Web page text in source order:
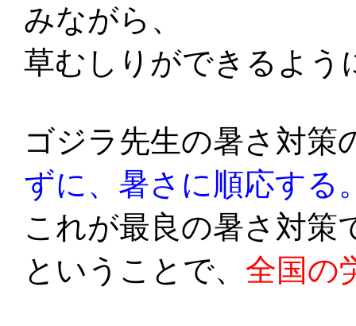
みながら、
草むしりができるよう
ゴジラ先生の暑さ対策
ずに、暑さに順応する
これが最良の暑さ対策
ということで、 全国の